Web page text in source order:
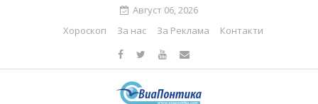
Август 06, 2026
Хороскоп
За нас За Реклама Контакти